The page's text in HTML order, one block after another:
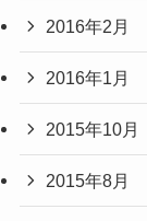
2016年2月
2016年1月
2015年10月
2015年8月